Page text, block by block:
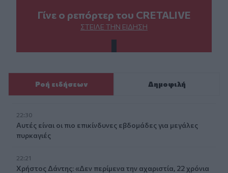
Γίνε ο ρεπόρτερ του CRETALIVE
ΣΤΕΊΛΕ ΤΗΝ ΕΊΔΗΣΗ
Ροή ειδήσεων Δημοφιλή
22:30
Αυτές είναι οι πιο επικίνδυνες εβδομάδες για μεγάλες
πυρκαγιές
22:21
Χρήστος Δάντης: «Δεν περίμενα την αχαριστία, 22 χρόνια